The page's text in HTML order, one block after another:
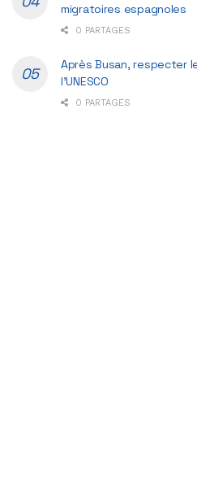
migratoires espagnoles
0 PARTAGES
Après Busan, respecter
l’UNESCO
0 PARTAGES